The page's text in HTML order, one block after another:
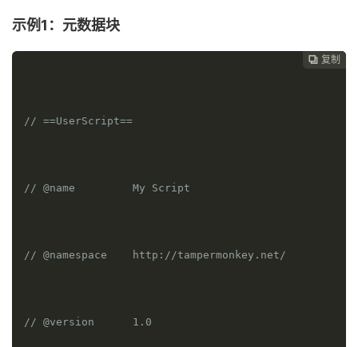
示例1：元数据块
 复制
 复制
 复制
 复制
// ==UserScript==
// @name         My Script
// @namespace    http://tampermonkey.net/
// @version      1.0